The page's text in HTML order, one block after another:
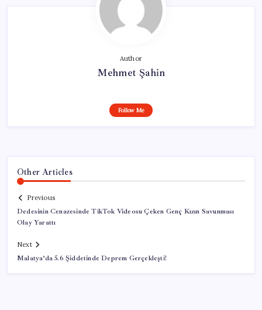
Author
Mehmet Şahin
Follow Me
Other Articles
Previous
Dedesinin Cenazesinde TikTok Videosu Çeken Genç Kızın Savunması
Olay Yarattı
Next
Malatya’da 5.6 Şiddetinde Deprem Gerçekleşti!